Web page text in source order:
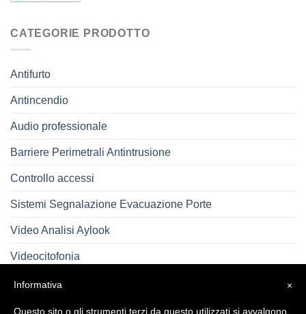
CATEGORIE PRODOTTO
Antifurto
Antincendio
Audio professionale
Barriere Perimetrali Antintrusione
Controllo accessi
Sistemi Segnalazione Evacuazione Porte
Video Analisi Aylook
Videocitofonia
Videosorveglianza ×
Informativa
Questo sito o gli strumenti terzi da questo utilizzati si avvalgono